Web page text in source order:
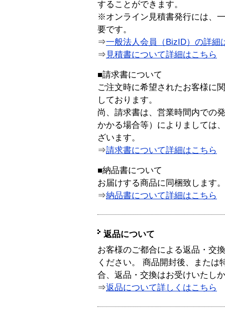
することができます。
※オンライン見積書発行には、
要です。
⇒一般法人会員（BizID）の詳細
⇒ 見積書について詳細はこちら
■請求書について
ご注文時に希望されたお客様に
しております。
尚、請求書は、営業時間内での
かかる場合等）によりましては
ざいます。
⇒請求書について詳細はこちら
■納品書について
お届けする商品に同梱致します。
⇒納品書について詳細はこちら
返品について
お客様のご都合による返品・交
ください。 商品開封後、または
合、返品・交換はお受けいたし
⇒返品について詳しくはこちら